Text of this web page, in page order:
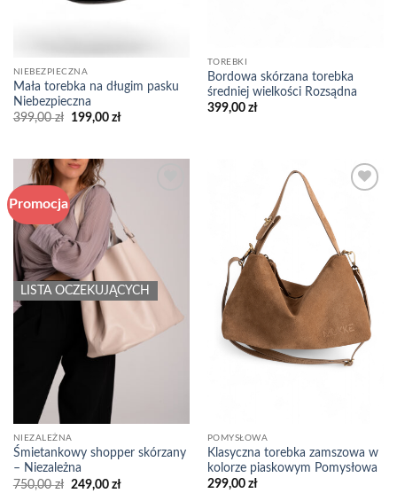
NIEBEZPIECZNA
Mała torebka na długim pasku
Niebezpieczna
399,00zł
Pierwotna
199,00 złAktualna
TOREBKI
Bordowa skórzana torebka
średniej wielkości Rozsądna
399,00 zł
Promocja
LISTA OCZEKUJĄCYCH
NIEZALEŻNA
Śmietankowy shopper skórzany
– Niezależna
750,00zł
Pierwotna
249,00 złAktualna
POMYSŁOWA
Klasyczna torebka zamszowa w
kolorze piaskowym Pomysłowa
299,00 zł